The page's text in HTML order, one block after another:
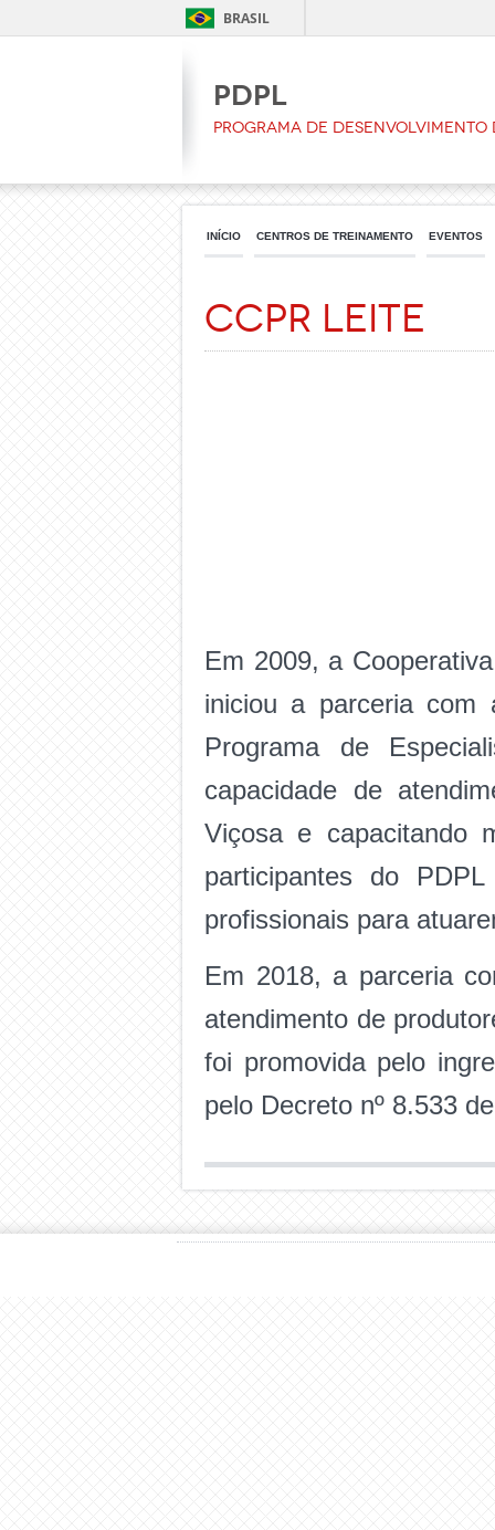
BRASIL
PDPL
Programa de Desenvolvimento
INÍCIO CENTROS DE TREINAMENTO EVENTOS
CCPR Leite
Em 2009, a
iniciou a parceria com
Programa de
capacidade de
Viçosa e capacitando
participantes do
profissionais para
Em 2018, a parceria
atendimento de
foi promovida pelo
pelo Decreto nº 8.533